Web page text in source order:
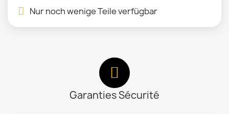
Nur noch wenige Teile verfügbar
Garanties Sécurité